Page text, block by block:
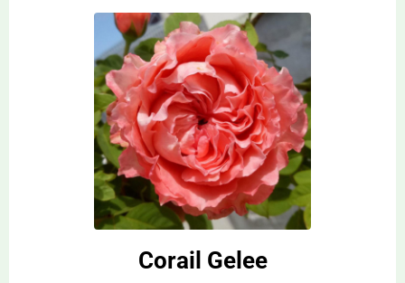
Corail Gelee